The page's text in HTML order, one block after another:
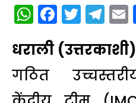
WhatsApp
धराली
गठित